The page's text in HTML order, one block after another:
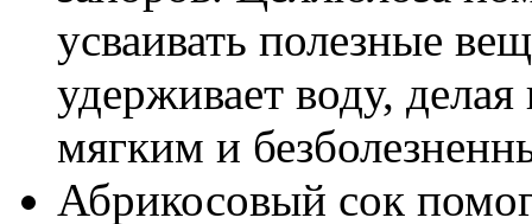
усваивать полезные
удерживает воду,
мягким и
Абрикосовый сок